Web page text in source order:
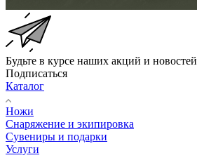
Будьте в курсе наших акций и новостей
Подписаться
Каталог
Ножи
Снаряжение и экипировка
Сувениры и подарки
Услуги